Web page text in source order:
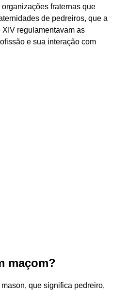
fraternas que
de pedreiros, que a
regulamentavam as
e sua interação com
maçom?
que significa pedreiro,